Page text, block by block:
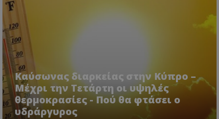
Καύσωνας διαρκείας στην Κύπρο –
Μέχρι την Τετάρτη οι υψηλές
θερμοκρασίες - Πού θα φτάσει ο
υδράργυρος